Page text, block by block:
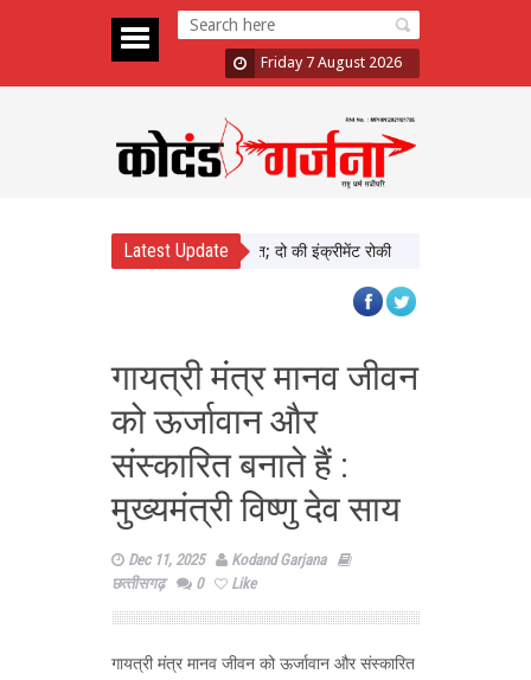
Friday 7 August 2026
Latest Update
में दिखाई सख्ती, 3 अधिकारी निलंबित; दो की इंक्रीमेंट रोकी
गायत्री मंत्र मानव जीवन
को ऊर्जावान और
संस्कारित बनाते हैं :
मुख्यमंत्री विष्णु देव साय
Dec 11, 2025
Kodand Garjana
छत्‍तीसगढ़
0 Like
गायत्री मंत्र मानव जीवन को ऊर्जावान और संस्कारित